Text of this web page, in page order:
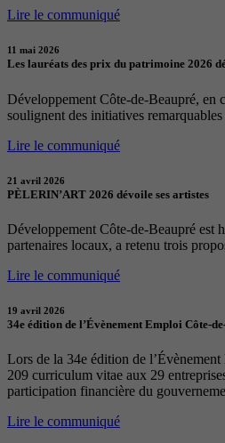
Lire le communiqué
11 mai 2026
Les lauréats des prix du patrimoine 2026
Développement Côte-de-Beaupré, en
soulignent des initiatives
Lire le communiqué
21 avril 2026
PÈLERIN’ART 2026 dévoile ses artistes
Développement Côte-de-Beaupré est
partenaires locaux, a retenu trois
Lire le communiqué
19 avril 2026
34e édition de l’Évènement Emploi Côte-
Lors de la 34e édition de
209 curriculum vitae aux 29
participation financière du
Lire le communiqué